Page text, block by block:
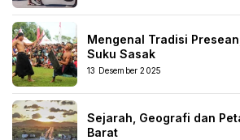
Mengenal Tradisi
Suku Sasak
13 Desember 2025
Sejarah, Geografi dan
Barat